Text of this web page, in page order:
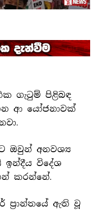
ගැටුම් පිළිබඳ
ආ යෝජනාවක්
ඔවුන් අනවශ්‍ය
විදේශ
කරන්නේ.
ප්‍රාන්තයේ ඇති වූ